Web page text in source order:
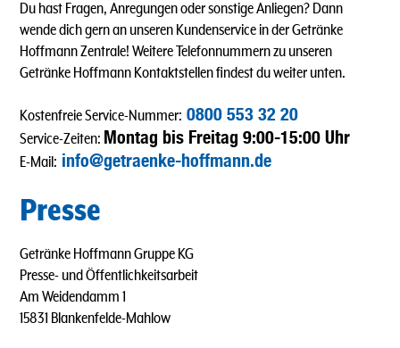
Du hast Fragen, Anregungen oder sonstige Anliegen? Dann
wende dich gern an unseren Kundenservice in der Getränke
Hoffmann Zentrale! Weitere Telefonnummern zu unseren
Getränke Hoffmann Kontaktstellen findest du weiter unten.
Kostenfreie Service-Nummer: 0800 553 32 20
Service-Zeiten: Montag bis Freitag 9:00-15:00 Uhr
E-Mail: info@getraenke-hoffmann.de
Presse
Getränke Hoffmann Gruppe KG
Presse- und Öffentlichkeitsarbeit
Am Weidendamm 1
15831 Blankenfelde-Mahlow